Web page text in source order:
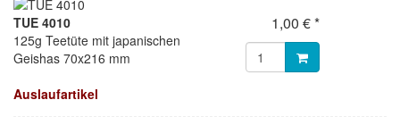
TUE 4010
125g Teetüte mit japanischen
Geishas 70x216 mm
Auslaufartikel
1,00 € *